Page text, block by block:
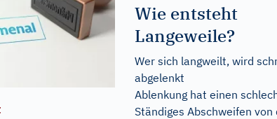
Wie entsteht
Langeweile?
Wer sich langweilt, wird
abgelenkt
Ablenkung hat einen
Ständiges Abschweifen von